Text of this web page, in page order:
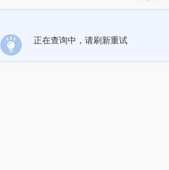
正在查询中，请刷新重试